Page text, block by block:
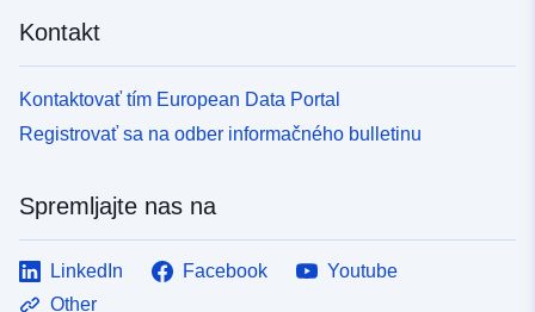
Kontakt
Kontaktovať tím European Data Portal
Registrovať sa na odber informačného bulletinu
Spremljajte nas na
LinkedIn Facebook
Youtube
Other